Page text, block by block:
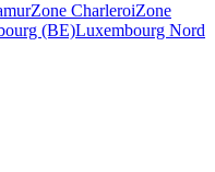
Zone CharleroiZone
(BE)Luxembourg Nord